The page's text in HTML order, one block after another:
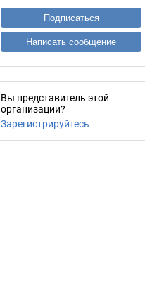
Подписаться
Написать сообщение
Вы представитель этой
организации?
Зарегистрируйтесь